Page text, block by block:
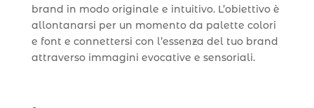
brand in modo originale e intuitivo. L’obiettivo è
allontanarsi per un momento da palette colori
e font e connettersi con l’essenza del tuo brand
attraverso immagini evocative e sensoriali.